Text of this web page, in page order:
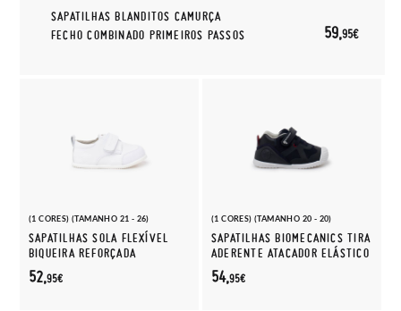
SAPATILHAS BLANDITOS CAMURÇA
FECHO COMBINADO PRIMEIROS PASSOS
59,95€
(1 CORES) (TAMANHO 21 - 26)
SAPATILHAS SOLA FLEXÍVEL
BIQUEIRA REFORÇADA
52,95€
(1 CORES) (TAMANHO 20 - 20)
SAPATILHAS BIOMECANICS TIRA
ADERENTE ATACADOR ELÁSTICO
54,95€